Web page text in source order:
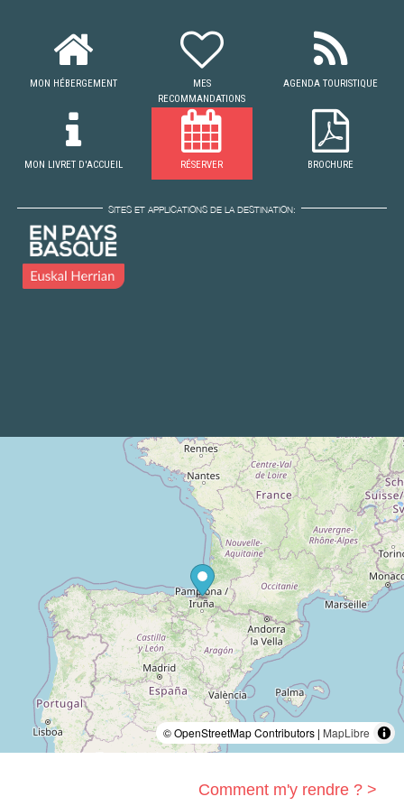
MON HÉBERGEMENT
MES
RECOMMANDATIONS
AGENDA TOURISTIQUE
MON LIVRET D'ACCUEIL RÉSERVER BROCHURE
SITES ET APPLICATIONS DE LA DESTINATION:
© OpenStreetMap Contributors | MapLibre
Comment m'y rendre ? >